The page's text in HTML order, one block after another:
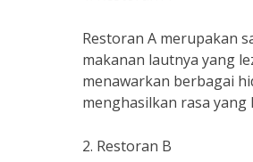
Restoran A merupakan
makanan lautnya yang
menawarkan berbagai
menghasilkan rasa yang
2. Restoran B